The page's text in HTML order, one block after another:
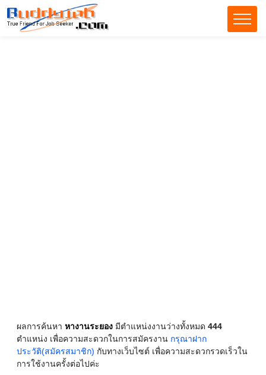
ผลการค้นหา หางานระยองมีตำแหน่งงานว่างทั้งหมด 444
ตำแหน่ง เพื่อความสะดวกในการสมัครงาน กรุณาฝาก
ประวัติ(สมัครสมาชิก) กับทางเว็บไซต์ เพื่อความสะดวกรวดเร็วใน
การใช้งานครั้งต่อไปค่ะ